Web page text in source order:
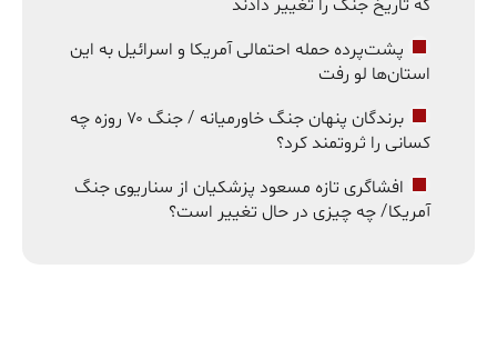
که تاریخ جنگ را تغییر دادند
پشت‌پرده حمله احتمالی آمریکا و اسرائیل به این
استان‌ها لو رفت
برندگان پنهان جنگ خاورمیانه / جنگ ۷۰ روزه چه
کسانی را ثروتمند کرد؟
افشاگری تازه مسعود پزشکیان از سناریوی جنگ
آمریکا/ چه چیزی در حال تغییر است؟